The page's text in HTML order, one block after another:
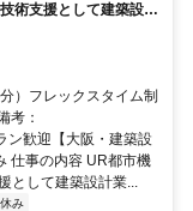
術支援として建築設計
場へ訪問することが
。以下、業務詳細。
）フレックスタイム制
考：
ン歓迎【大阪・建築設
仕事の内容 UR都市機
として建築設計業...
み